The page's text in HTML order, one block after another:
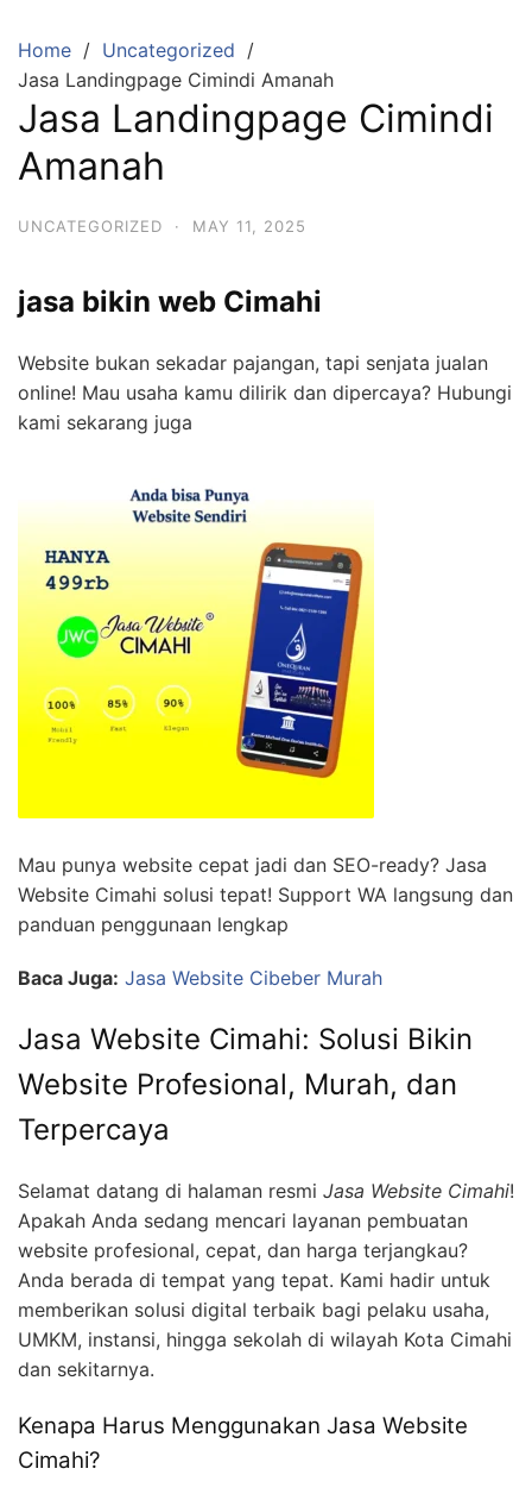
content
Home
Uncategorized
Jasa Landingpage Cimindi Amanah
Jasa Landingpage Cimindi
Amanah
UNCATEGORIZED · MAY 11, 2025
jasa bikin web Cimahi
Website bukan sekadar pajangan, tapi senjata jualan
online! Mau usaha kamu dilirik dan dipercaya? Hubungi
kami sekarang juga
Mau punya website cepat jadi dan SEO-ready? Jasa
Website Cimahi solusi tepat! Support WA langsung dan
panduan penggunaan lengkap
Baca Juga: Jasa Website Cibeber Murah
Jasa Website Cimahi: Solusi Bikin
Website Profesional, Murah, dan
Terpercaya
Selamat datang di halaman resmi Jasa Website Cimahi!
Apakah Anda sedang mencari layanan pembuatan
website profesional, cepat, dan harga terjangkau?
Anda berada di tempat yang tepat. Kami hadir untuk
memberikan solusi digital terbaik bagi pelaku usaha,
UMKM, instansi, hingga sekolah di wilayah Kota Cimahi
dan sekitarnya.
Kenapa Harus Menggunakan Jasa Website
Cimahi?